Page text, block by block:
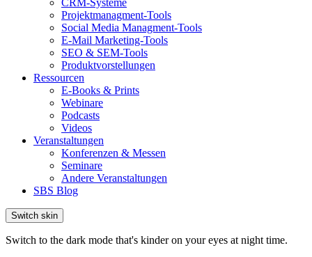
CRM-Systeme
Projektmanagment-Tools
Social Media Managment-Tools
E-Mail Marketing-Tools
SEO & SEM-Tools
Produktvorstellungen
Ressourcen
E-Books & Prints
Webinare
Podcasts
Videos
Veranstaltungen
Konferenzen & Messen
Seminare
Andere Veranstaltungen
SBS Blog
Switch skin
Switch to the dark mode that's kinder on your eyes at night time.